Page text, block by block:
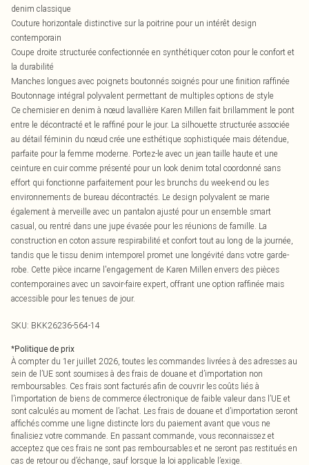
denim classique
Couture horizontale distinctive sur la poitrine pour un intérêt design
contemporain
Coupe droite structurée confectionnée en synthétiquer coton pour le confort et
la durabilité
Manches longues avec poignets boutonnés soignés pour une finition raffinée
Boutonnage intégral polyvalent permettant de multiples options de style
Ce chemisier en denim à nœud lavallière Karen Millen fait brillamment le pont
entre le décontracté et le raffiné pour le jour. La silhouette structurée associée
au détail féminin du nœud crée une esthétique sophistiquée mais détendue,
parfaite pour la femme moderne. Portez-le avec un jean taille haute et une
ceinture en cuir comme présenté pour un look denim total coordonné sans
effort qui fonctionne parfaitement pour les brunchs du week-end ou les
environnements de bureau décontractés. Le design polyvalent se marie
également à merveille avec un pantalon ajusté pour un ensemble smart
casual, ou rentré dans une jupe évasée pour les réunions de famille. La
construction en coton assure respirabilité et confort tout au long de la journée,
tandis que le tissu denim intemporel promet une longévité dans votre garde-
robe. Cette pièce incarne l'engagement de Karen Millen envers des pièces
contemporaines avec un savoir-faire expert, offrant une option raffinée mais
accessible pour les tenues de jour.
SKU: BKK26236-564-14
*Politique de prix
À compter du 1er juillet 2026, toutes les commandes livrées à des adresses au
sein de l’UE sont soumises à des frais de douane et d’importation non
remboursables. Ces frais sont facturés afin de couvrir les coûts liés à
l’importation de biens de commerce électronique de faible valeur dans l’UE et
sont calculés au moment de l’achat. Les frais de douane et d’importation seront
affichés comme une ligne distincte lors du paiement avant que vous ne
finalisiez votre commande. En passant commande, vous reconnaissez et
acceptez que ces frais ne sont pas remboursables et ne seront pas restitués en
cas de retour ou d’échange, sauf lorsque la loi applicable l’exige.